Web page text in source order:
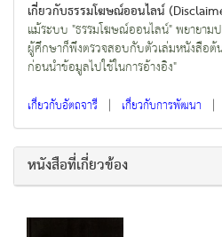
เกี่ยวกับธรรมโฆษณ์ออนไลน์
แม้ระบบ "ธรรมโฆษณ์ออนไลน์" พยายา
ผู้ศึกษาก็พึงตรวจสอบกับตัวเล่มหนังสือ
ก่อนนำข้อมูลไปใช้ในการอ้างอิง"
เกี่ยวกับอัตถจารี | เกี่ยวกับการพัฒนา |
หนังสือที่เกี่ยวข้อง